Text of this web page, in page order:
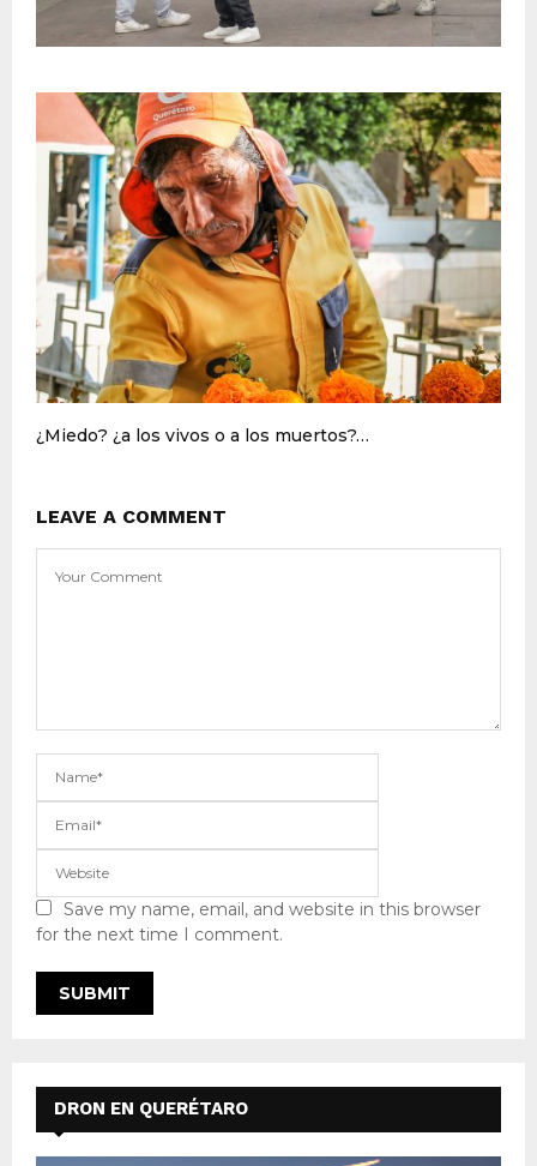
¿Miedo? ¿a los vivos o a los muertos?…
LEAVE A COMMENT
Save my name, email, and website in this browser
for the next time I comment.
DRON EN QUERÉTARO